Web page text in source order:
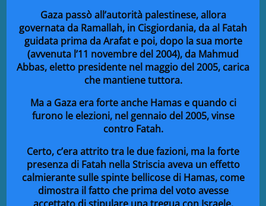
Gaza passò all’autorità palestinese, allora
governata da Ramallah, in Cisgiordania, da al Fatah
guidata prima da Arafat e poi, dopo la sua morte
(avvenuta l’11 novembre del 2004), da Mahmud
Abbas, eletto presidente nel maggio del 2005, carica
che mantiene tuttora.
Ma a Gaza era forte anche Hamas e quando ci
furono le elezioni, nel gennaio del 2005, vinse
contro Fatah.
Certo, c’era attrito tra le due fazioni, ma la forte
presenza di Fatah nella Striscia aveva un effetto
calmierante sulle spinte bellicose di Hamas, come
dimostra il fatto che prima del voto avesse